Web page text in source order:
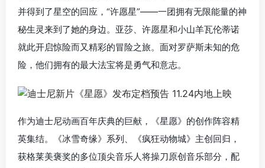
并得到了星空的回应，“许愿星”——一团拥有无限能量的神
秘生灵来到了她的身边。亚莎、许愿星和小山羊瓦伦蒂诺
就此开启惊险而又精彩的冒险之旅。面对罗萨斯未知的危
险，他们拥有的最大法宝将是勇气和意志。
作为迪士尼动画百年庆典的巨献，《星愿》的创作阵容精
英集结。《冰雪奇缘》系列、《疯狂动物城》主创回归，
获格莱美褒奖的多位顶尖音乐人将操刀原创音乐部分，配